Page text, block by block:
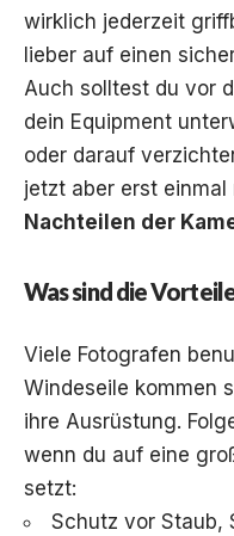
wirklich jederzeit
lieber auf einen
Auch solltest du vor
dein Equipment
oder darauf
jetzt aber erst einmal
Nachteilen der
Was sind die
Viele Fotografen
Windeseile kommen
ihre Ausrüstung.
wenn du auf eine
setzt:
Schutz vor Staub,